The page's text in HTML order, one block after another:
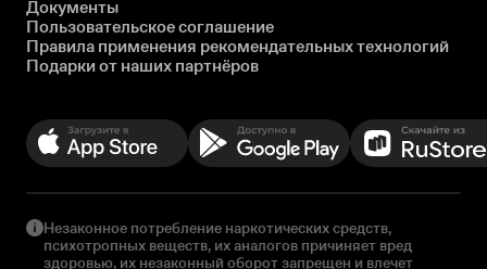
Документы
Пользовательское соглашение
Правила применения рекомендательных технологий
Подарки от наших партнёров
Незаконное потребление наркотических средств,
психотропных веществ, их аналогов причиняет вред
здоровью, их незаконный оборот запрещен и влечет